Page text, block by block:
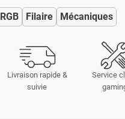
RGB Filaire Mécaniques
Livraison rapide &
suivie
Service